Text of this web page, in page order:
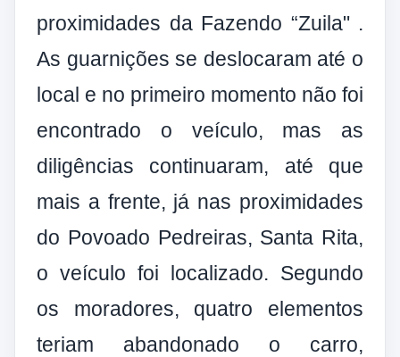
proximidades da Fazendo “Zuila" .
As guarnições se deslocaram até o
local e no primeiro momento não foi
encontrado o veículo, mas as
diligências continuaram, até que
mais a frente, já nas proximidades
do Povoado Pedreiras, Santa Rita,
o veículo foi localizado. Segundo
os moradores, quatro elementos
teriam abandonado o carro,